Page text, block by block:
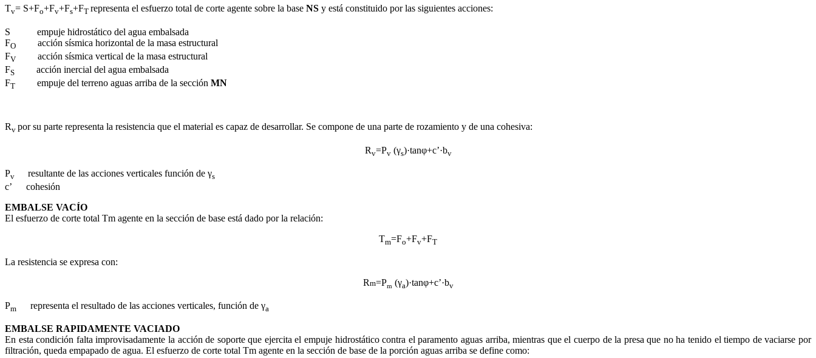
Tv= S+Fo+Fv+Fs+FT representa el esfuerzo total de corte agente sobre la base NS y está constituido por las siguientes acciones:
S empuje hidrostático del agua embalsada
FO acción sísmica horizontal de la masa estructural
FV acción sísmica vertical de la masa estructural
FS acción inercial del agua embalsada
FT empuje del terreno aguas arriba de la sección MN
Rv por su parte representa la resistencia que el material es capaz de desarrollar. Se compone de una parte de rozamiento y de una cohesiva:
Rv=Pv(γs)·tanφ+c’·bv
Pv resultante de las acciones verticales función de γs
c’ cohesión
EMBALSE VACÍO
El esfuerzo de corte total Tm agente en la sección de base está dado por la relación:
Tm=Fo+Fv+FT
La resistencia se expresa con:
Rm=Pm (γa)·tanφ+c’·bv
Pm representa el resultado de las acciones verticales, función de γa
EMBALSE RAPIDAMENTE VACIADO
En esta condición falta improvisadamente la acción de soporte que ejercita el empuje hidrostático contra el paramento aguas arriba, mientras que el cuerpo de la presa que no ha tenido el tiempo de vaciarse por
filtración, queda empapado de agua. El esfuerzo de corte total Tm agente en la sección de base de la porción aguas arriba se define como: